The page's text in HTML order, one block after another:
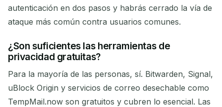
autenticación en dos pasos y habrás cerrado la vía de
ataque más común contra usuarios comunes.
¿Son suficientes las herramientas de
privacidad gratuitas?
Para la mayoría de las personas, sí. Bitwarden, Signal,
uBlock Origin y servicios de correo desechable como
TempMail.now son gratuitos y cubren lo esencial. Las